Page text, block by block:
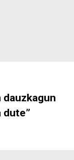
dauzkagun
dute”